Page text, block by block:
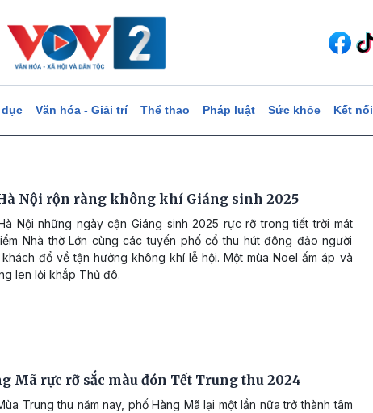
Văn hóa - Giải trí Thể thao Pháp luật Sức khỏe Kết nối
Nội rộn ràng không khí Giáng sinh 2025
Nội những ngày cận Giáng sinh 2025 rực rỡ trong tiết trời mát
Nhà thờ Lớn cùng các tuyến phố cổ thu hút đông đảo người
đổ về tận hưởng không khí lễ hội. Một mùa Noel ấm áp và
len lỏi khắp Thủ đô.
Mã rực rỡ sắc màu đón Tết Trung thu 2024
Trung thu năm nay, phố Hàng Mã lại một lần nữa trở thành tâm